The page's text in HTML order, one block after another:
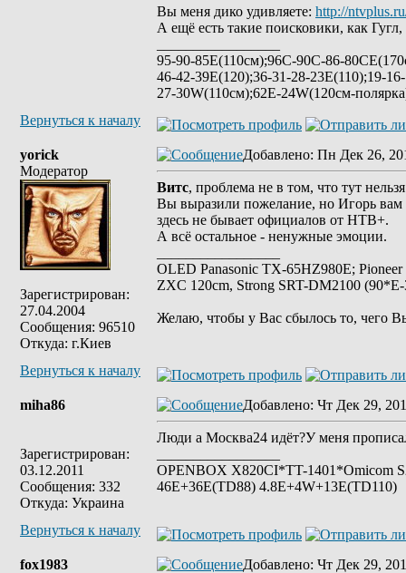
Вы меня дико удивляете: http://
А ещё есть такие поисковики, как
95-90-85Е(110см);96C-90C-86-
46-42-39E(120);36-31-28-23E(110);19-
27-30W(110см);62E-24W(120см-
Вернуться к началу
yorick
Модератор
Зарегистрирован:
27.04.2004
Сообщения: 96510
Откуда: г.Киев
Добавлено: Пн Дек 26,
Витс, проблема не в том, что тут
Вы выразили пожелание, но Игорь вам
здесь не бывает официалов от НТВ+.
А всё остальное - ненужные эмоции.
OLED Panasonic TX-65HZ980E;
ZXC 120cm, Strong SRT-DM2100
Желаю, чтобы у Вас сбылось то, чего
Вернуться к началу
miha86
Зарегистрирован:
03.12.2011
Сообщения: 332
Откуда: Украина
Добавлено: Чт Дек 29,
Люди а Москва24 идёт?У меня
OPENBOX X820CI*TT-1401*Omicom
46E+36E(TD88) 4.8E+4W+13E(TD110)
Вернуться к началу
fox1983 Добавлено: Чт Дек 29,